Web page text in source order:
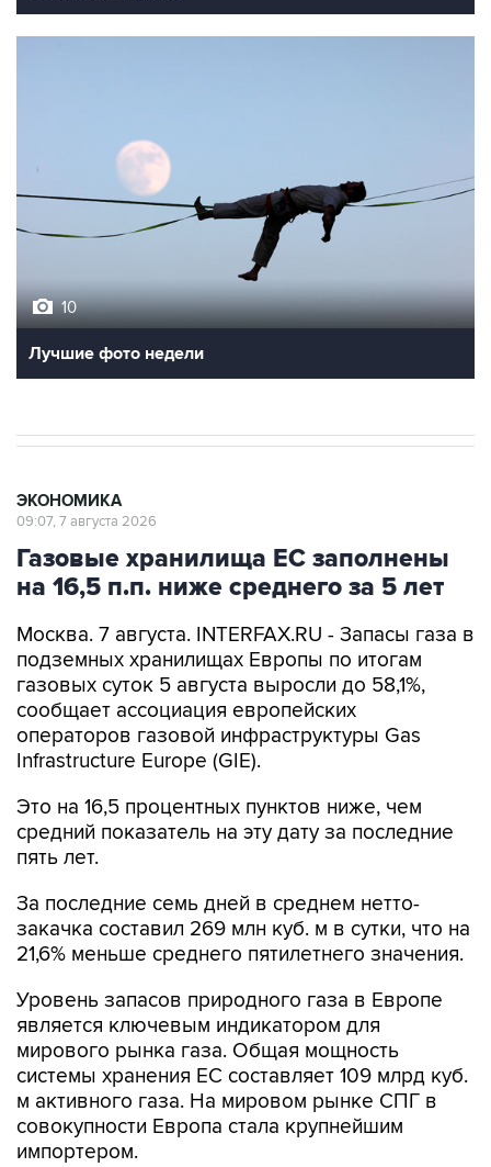
10
Лучшие фото недели
ЭКОНОМИКА
09:07, 7 августа 2026
Газовые хранилища ЕС заполнены
на 16,5 п.п. ниже среднего за 5 лет
Москва. 7 августа. INTERFAX.RU - Запасы газа в
подземных хранилищах Европы по итогам
газовых суток 5 августа выросли до 58,1%,
сообщает ассоциация европейских
операторов газовой инфраструктуры Gas
Infrastructure Europe (GIE).
Это на 16,5 процентных пунктов ниже, чем
средний показатель на эту дату за последние
пять лет.
За последние семь дней в среднем нетто-
закачка составил 269 млн куб. м в сутки, что на
21,6% меньше среднего пятилетнего значения.
Уровень запасов природного газа в Европе
является ключевым индикатором для
мирового рынка газа. Общая мощность
системы хранения ЕС составляет 109 млрд куб.
м активного газа. На мировом рынке СПГ в
совокупности Европа стала крупнейшим
импортером.